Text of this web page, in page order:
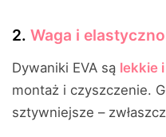
2. Waga i
Dywaniki EVA są lekkie
montaż i czyszczenie.
sztywniejsze –